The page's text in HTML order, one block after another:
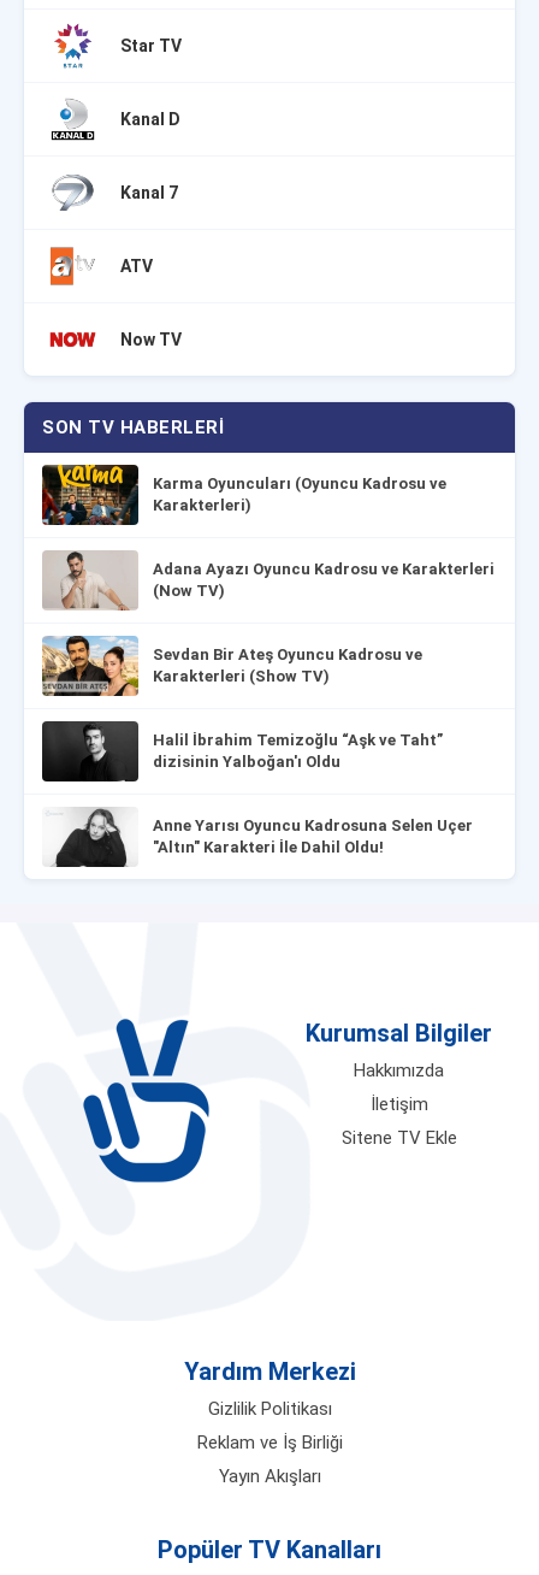
Star TV
Kanal D
Kanal 7
ATV
Now TV
SON TV HABERLERI
Karma Oyuncuları (Oyuncu Kadrosu ve
Karakterleri)
Adana Ayazı Oyuncu Kadrosu ve Karakterleri
(Now TV)
Sevdan Bir Ateş Oyuncu Kadrosu ve
Karakterleri (Show TV)
Halil İbrahim Temizoğlu “Aşk ve Taht”
dizisinin Yalboğan'ı Oldu
Anne Yarısı Oyuncu Kadrosuna Selen Uçer
"Altın" Karakteri İle Dahil Oldu!
Kurumsal Bilgiler
Hakkımızda
İletişim
Sitene TV Ekle
Yardım Merkezi
Gizlilik Politikası
Reklam ve İş Birliği
Yayın Akışları
Popüler TV Kanalları